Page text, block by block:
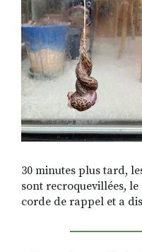
30 minutes plus tard,
sont recroquevillées, le
corde de rappel et a